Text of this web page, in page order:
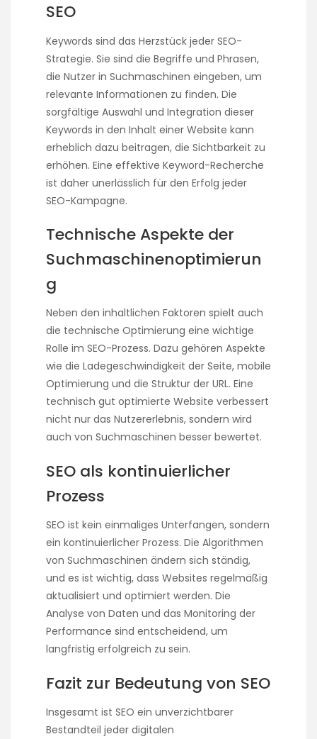
SEO
Keywords sind das Herzstück jeder SEO-
Strategie. Sie sind die Begriffe und Phrasen,
die Nutzer in Suchmaschinen eingeben, um
relevante Informationen zu finden. Die
sorgfältige Auswahl und Integration dieser
Keywords in den Inhalt einer Website kann
erheblich dazu beitragen, die Sichtbarkeit zu
erhöhen. Eine effektive Keyword-Recherche
ist daher unerlässlich für den Erfolg jeder
SEO-Kampagne.
Technische Aspekte der
Suchmaschinenoptimierun
g
Neben den inhaltlichen Faktoren spielt auch
die technische Optimierung eine wichtige
Rolle im SEO-Prozess. Dazu gehören Aspekte
wie die Ladegeschwindigkeit der Seite, mobile
Optimierung und die Struktur der URL. Eine
technisch gut optimierte Website verbessert
nicht nur das Nutzererlebnis, sondern wird
auch von Suchmaschinen besser bewertet.
SEO als kontinuierlicher
Prozess
SEO ist kein einmaliges Unterfangen, sondern
ein kontinuierlicher Prozess. Die Algorithmen
von Suchmaschinen ändern sich ständig,
und es ist wichtig, dass Websites regelmäßig
aktualisiert und optimiert werden. Die
Analyse von Daten und das Monitoring der
Performance sind entscheidend, um
langfristig erfolgreich zu sein.
Fazit zur Bedeutung von SEO
Insgesamt ist SEO ein unverzichtbarer
Bestandteil jeder digitalen